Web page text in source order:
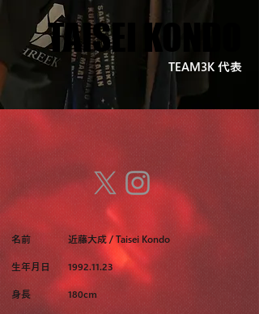
TAISEI KONDO
TAISEI KONDO
TEAM3K 代表
名前
生年月日
身長
近藤大成 / Taisei Kondo
1992.11.23
180cm